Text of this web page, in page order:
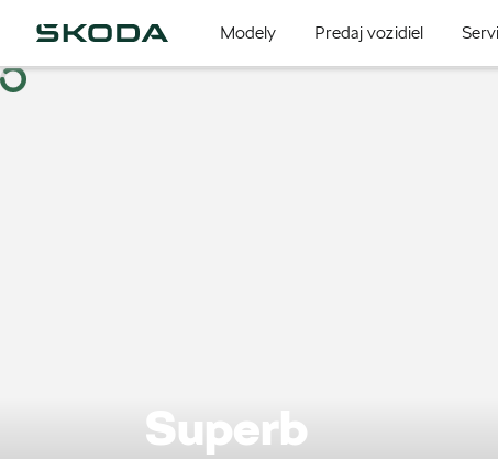
Modely Predaj vozidiel
Superb